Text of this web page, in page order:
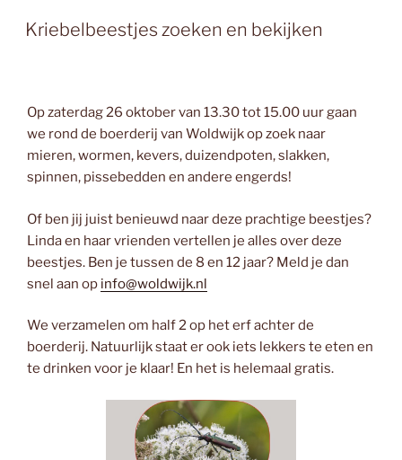
Kriebelbeestjes zoeken en bekijken
Op zaterdag 26 oktober van 13.30 tot 15.00 uur gaan
we rond de boerderij van Woldwijk op zoek naar
mieren, wormen, kevers, duizendpoten, slakken,
spinnen, pissebedden en andere engerds!
Of ben jij juist benieuwd naar deze prachtige beestjes?
Linda en haar vrienden vertellen je alles over deze
beestjes. Ben je tussen de 8 en 12 jaar? Meld je dan
snel aan op info@woldwijk.nl
We verzamelen om half 2 op het erf achter de
boerderij. Natuurlijk staat er ook iets lekkers te eten en
te drinken voor je klaar! En het is helemaal gratis.